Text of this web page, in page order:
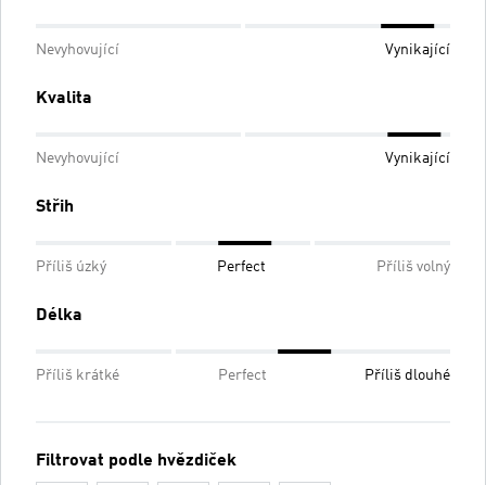
Nevyhovující Vynikající
Kvalita
Nevyhovující Vynikající
Střih
Příliš úzký Perfect Příliš volný
Délka
Příliš krátké Perfect Příliš dlouhé
Filtrovat podle hvězdiček